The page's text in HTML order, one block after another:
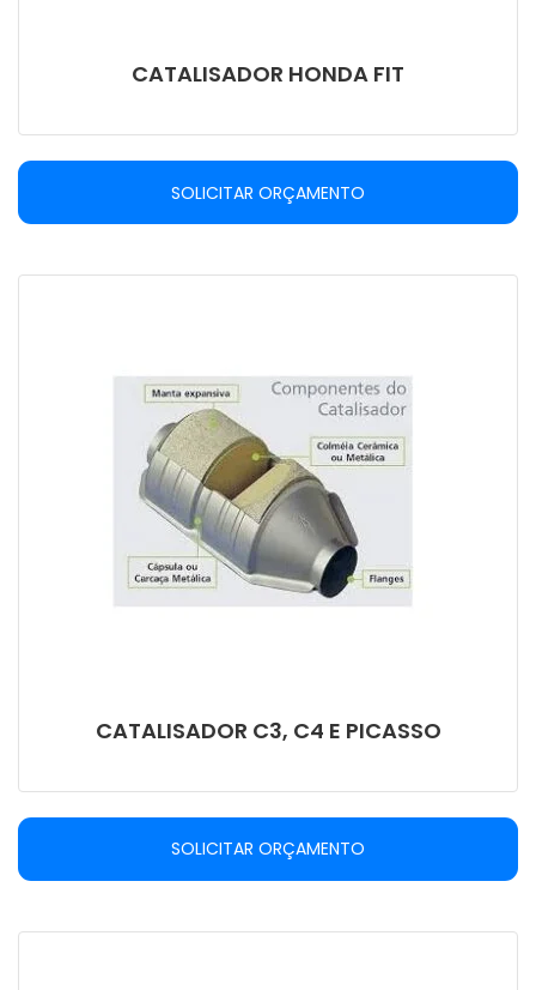
CATALISADOR HONDA FIT
SOLICITAR ORÇAMENTO
CATALISADOR C3, C4 E PICASSO
SOLICITAR ORÇAMENTO